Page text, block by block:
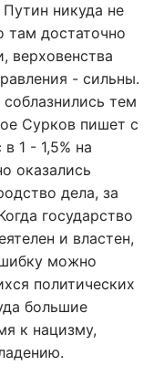
никуда не
там достаточно
верховенства
- сильны.
тем
Сурков пишет с
1 - 1,5% на
оказались
дела, за
государство
и властен,
можно
политических
большие
к нацизму,